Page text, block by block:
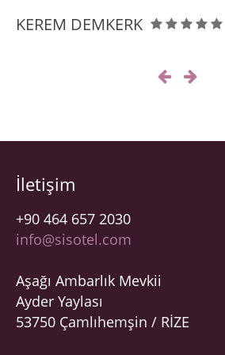
Ambarlık) mevkinde
bir tatil geçirmek
KEREM DEMKERK
İletişim
+90 464 657 2030
info@sisotel.com
Aşağı Ambarlık Mevkii
Ayder Yaylası
53750 Çamlıhemşin / RİZE